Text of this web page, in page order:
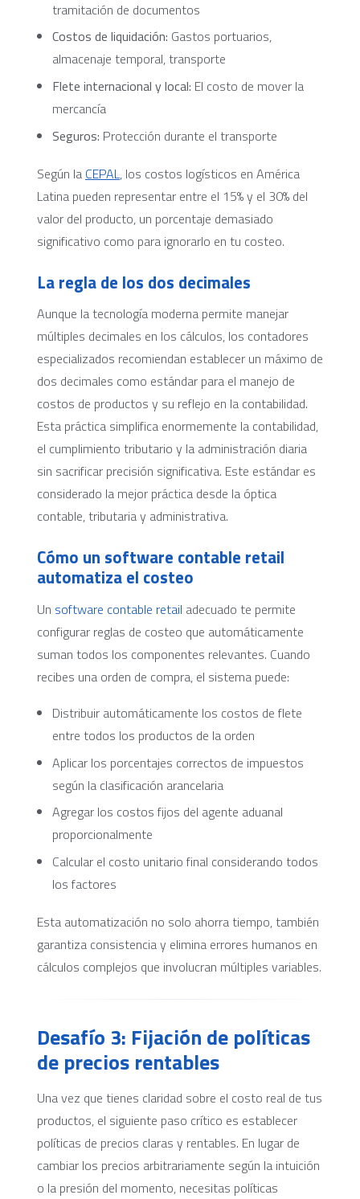
tramitación de documentos
Costos de liquidación: Gastos portuarios,
almacenaje temporal, transporte
Flete internacional y local: El costo de mover la
mercancía
Seguros: Protección durante el transporte
Según la CEPAL, los costos logísticos en América
Latina pueden representar entre el 15% y el 30% del
valor del producto, un porcentaje demasiado
significativo como para ignorarlo en tu costeo.
La regla de los dos decimales
Aunque la tecnología moderna permite manejar
múltiples decimales en los cálculos, los contadores
especializados recomiendan establecer un máximo de
dos decimales como estándar para el manejo de
costos de productos y su reflejo en la contabilidad.
Esta práctica simplifica enormemente la contabilidad,
el cumplimiento tributario y la administración diaria
sin sacrificar precisión significativa. Este estándar es
considerado la mejor práctica desde la óptica
contable, tributaria y administrativa.
Cómo un software contable retail
automatiza el costeo
Un software contable retail adecuado te permite
configurar reglas de costeo que automáticamente
suman todos los componentes relevantes. Cuando
recibes una orden de compra, el sistema puede:
Distribuir automáticamente los costos de flete
entre todos los productos de la orden
Aplicar los porcentajes correctos de impuestos
según la clasificación arancelaria
Agregar los costos fijos del agente aduanal
proporcionalmente
Calcular el costo unitario final considerando todos
los factores
Esta automatización no solo ahorra tiempo, también
garantiza consistencia y elimina errores humanos en
cálculos complejos que involucran múltiples variables.
Desafío 3: Fijación de políticas
de precios rentables
Una vez que tienes claridad sobre el costo real de tus
productos, el siguiente paso crítico es establecer
políticas de precios claras y rentables. En lugar de
cambiar los precios arbitrariamente según la intuición
o la presión del momento, necesitas políticas